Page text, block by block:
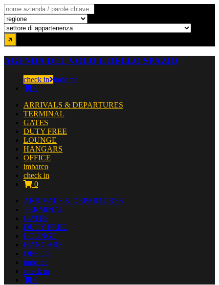
AGENDA DEL VOLO E DELLO SPAZIO
check in imbarco
0
ARRIVALS & DEPARTURES
TERMINAL
GATES
DUTY FREE
LOUNGE
HANGARS
OFFICE
imbarco
check in
0
ARRIVALS & DEPARTURES
TERMINAL
GATES
DUTY FREE
LOUNGE
HANGARS
OFFICE
imbarco
check in
0